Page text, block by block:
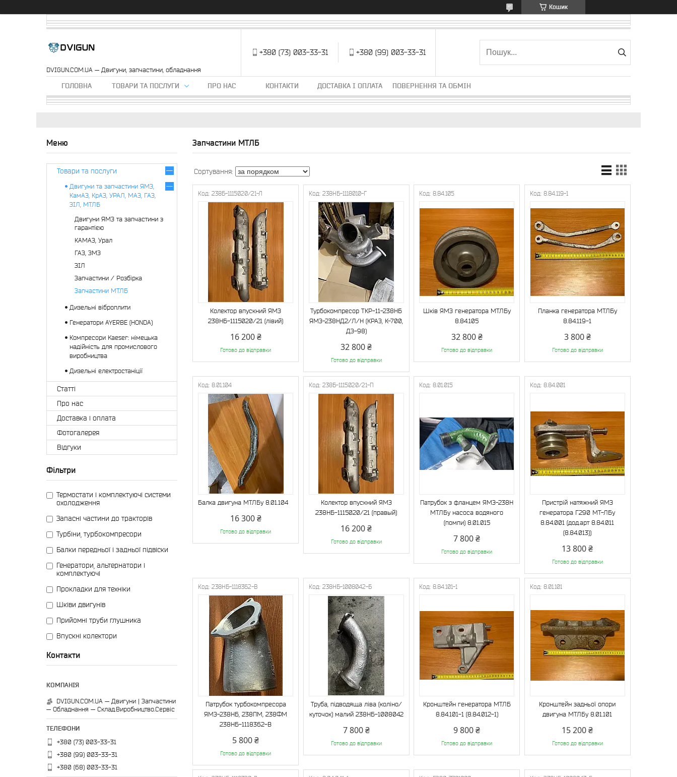
Кошик
DVIGUN.COM.UA — Двигуни, запчастини, обладнання
+380 (73) 003-33-31 +380 (99) 003-33-31
ГОЛОВНА ТОВАРИ ТА ПОСЛУГИ ПРО НАС КОНТАКТИ ДОСТАВКА І ОПЛАТА ПОВЕРНЕННЯ ТА ОБМІН
Запчастини МТЛБ
238Б-1115020/21-Л
Колектор впускний ЯМЗ
238НБ-1115020/21 (лівий)
16 200 ₴
Готово до відправки
238НБ-1118010-Г
Турбокомпресор ТКР-11-238НБ
ЯМЗ-238НД2/Л/Н (КРАЗ, К-700,
ДЗ-98)
32 800 ₴
Готово до відправки
8.84.105
Шків ЯМЗ генератора МТЛБу
8.84.105
32 800 ₴
Готово до відправки
8.84.119-1
Планка генератора МТЛБу
8.84.119-1
3 800 ₴
Готово до відправки
8.01.104
Балка двигуна МТЛБу 8.01.104
16 300 ₴
Готово до відправки
238Б-1115020/21-П
Колектор впускний ЯМЗ
238НБ-1115020/21 (правый)
16 200 ₴
Готово до відправки
8.01.015
Патрубок з фланцем ЯМЗ-238Н
МТЛБу насоса водяного
(помпи) 8.01.015
7 800 ₴
Готово до відправки
8.84.001
Пристрій натяжний ЯМЗ
генератора Г290 МТ-ЛБу
8.84.001 (дод.арт 8.84.011
(8.84.013))
13 800 ₴
Готово до відправки
238НБ-1118362-В
Патрубок турбокомпресора
ЯМЗ-238НБ, 238ПМ, 238ФМ
238НБ-1118362-В
5 800 ₴
Готово до відправки
238НБ-1008042-Б
Труба, підводяща ліва (коліно/
куточок) малий 238НБ-1008042
7 800 ₴
Готово до відправки
8.84.101-1
Кронштейн генератора МТЛБ
8.84.101-1 (8.84.012-1)
9 800 ₴
Готово до відправки
8.01.101
Кронштейн задньої опори
двигуна МТЛБу 8.01.101
15 200 ₴
Готово до відправки
Товари та послуги
Двигуни та запчастини ЯМЗ,
КамАЗ, КрАЗ, УРАЛ, МАЗ, ГАЗ,
ЗІЛ, МТЛБ
Двигуни ЯМЗ та запчастини з
гарантією
КАМАЗ, Урал
ГАЗ, ЗМЗ
ЗІЛ
Запчастини / Розбірка
Запчастини МТЛБ
Дизельні віброплити
Генератори AYERBE (HONDA)
Компресори Kaeser: німецька
надійність для промислового
виробництва
Дизельні електростаніції
Статті
Про нас
Доставка і оплата
Фотогалерея
Відгуки
Фільтри
Термостати і комплектуючі системи
охолодження
Запасні частини до тракторів
Турбіни, турбокомпресори
Балки передньої і задньої підвіски
Генератори, альтернатори і
комплектуючі
Прокладки для техніки
Шківи двигунів
Прийомні труби глушника
Впускні колектори
Контакти
DVIGUN.COM.UA — Двигуни | Запчастини
— Обладнання — Склад.Виробництво.Сервіс
+380 (73) 003-33-31
+380 (99) 003-33-31
+380 (68) 003-33-31